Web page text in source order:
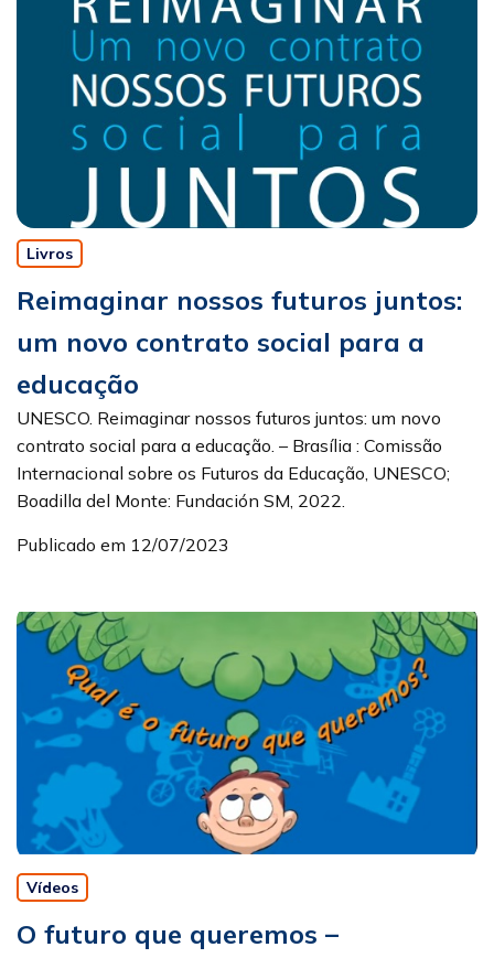
Livros
Reimaginar nossos futuros juntos:
um novo contrato social para a
educação
UNESCO. Reimaginar nossos futuros juntos: um novo
contrato social para a educação. – Brasília : Comissão
Internacional sobre os Futuros da Educação, UNESCO;
Boadilla del Monte: Fundación SM, 2022.
Publicado em 12/07/2023
Vídeos
O futuro que queremos –